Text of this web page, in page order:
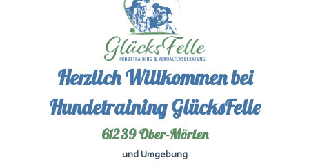
Herzlich Willkommen bei
Hundetraining GlücksFelle
61239 Ober-Mörlen
und Umgebung